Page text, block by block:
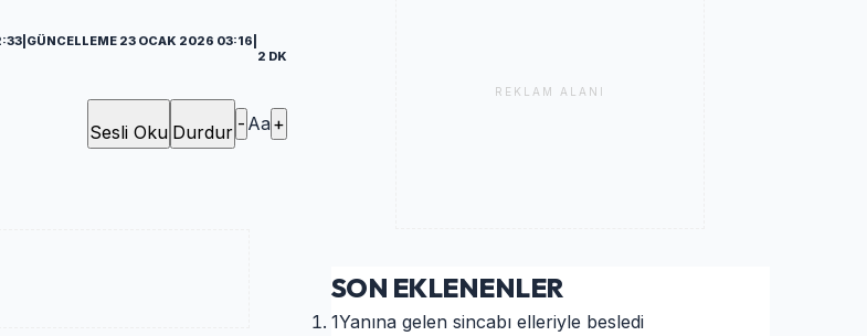
| GÜNCELLEME 23 OCAK 2026 03:16
2 DK
Sesli Oku Durdur - Aa+
REKLAM ALANI
SON EKLENENLER
1Yanına gelen sincabı elleriyle besledi